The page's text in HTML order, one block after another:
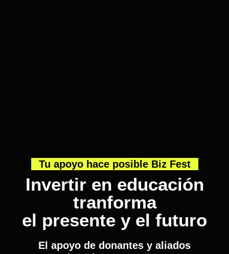
Tu apoyo hace posible Biz Fest
Invertir en educación
tranforma
el presente y el futuro
El apoyo de donantes y aliados